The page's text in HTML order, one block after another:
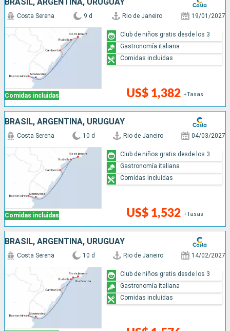
BRASIL, ARGENTINA, URUGUAY
Comidas incluidas
Costa Serena 9 d Rio de Janeiro 19/01/2027
US$ 1,382 +Tasas
Club de niños gratis desde los 3
Gastronomía italiana
Comidas incluidas
BRASIL, ARGENTINA, URUGUAY
Comidas incluidas
Costa Serena 10 d Rio de Janeiro 04/03/2027
US$ 1,532 +Tasas
Club de niños gratis desde los 3
Gastronomía italiana
Comidas incluidas
BRASIL, ARGENTINA, URUGUAY
Costa Serena 10 d Rio de Janeiro 14/02/2027
Club de niños gratis desde los 3
Gastronomía italiana
Comidas incluidas